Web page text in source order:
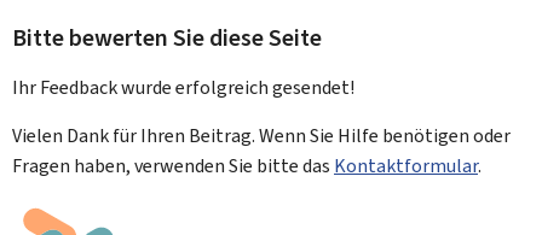
Bitte bewerten Sie diese Seite
Ihr Feedback wurdeerfolgreichgesendet!
Vielen Dank für Ihren Beitrag. Wenn Sie Hilfe benötigen oder
Fragen haben, verwenden Sie bitte das Kontaktformular.